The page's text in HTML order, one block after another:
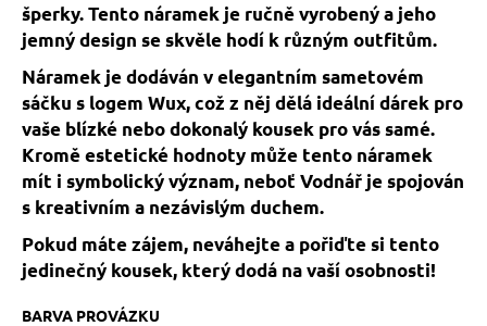
šperky. Tento náramek je ručně vyrobený a jeho
jemný design se skvěle hodí k různým outfitům.
Náramek je dodáván v elegantním sametovém
sáčku s logem Wux, což z něj dělá ideální dárek pro
vaše blízké nebo dokonalý kousek pro vás samé.
Kromě estetické hodnoty může tento náramek
mít i symbolický význam, neboť Vodnář je spojován
s kreativním a nezávislým duchem.
Pokud máte zájem, neváhejte a pořiďte si tento
jedinečný kousek, který dodá na vaší osobnosti!
BARVA PROVÁZKU
D
o
p
o
r
u
č
u
j
e
m
e